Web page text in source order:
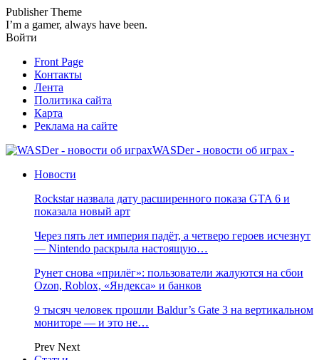
Publisher Theme
I’m a gamer, always have been.
Войти
Front Page
Контакты
Лента
Политика сайта
Карта
Реклама на сайте
WASDer - новости об играх -
Новости
Rockstar назвала дату расширенного показа GTA 6 и
показала новый арт
Через пять лет империя падёт, а четверо героев исчезнут
— Nintendo раскрыла настоящую…
Рунет снова «прилёг»: пользователи жалуются на сбои
Ozon, Roblox, «Яндекса» и банков
9 тысяч человек прошли Baldur’s Gate 3 на вертикальном
мониторе — и это не…
Prev Next